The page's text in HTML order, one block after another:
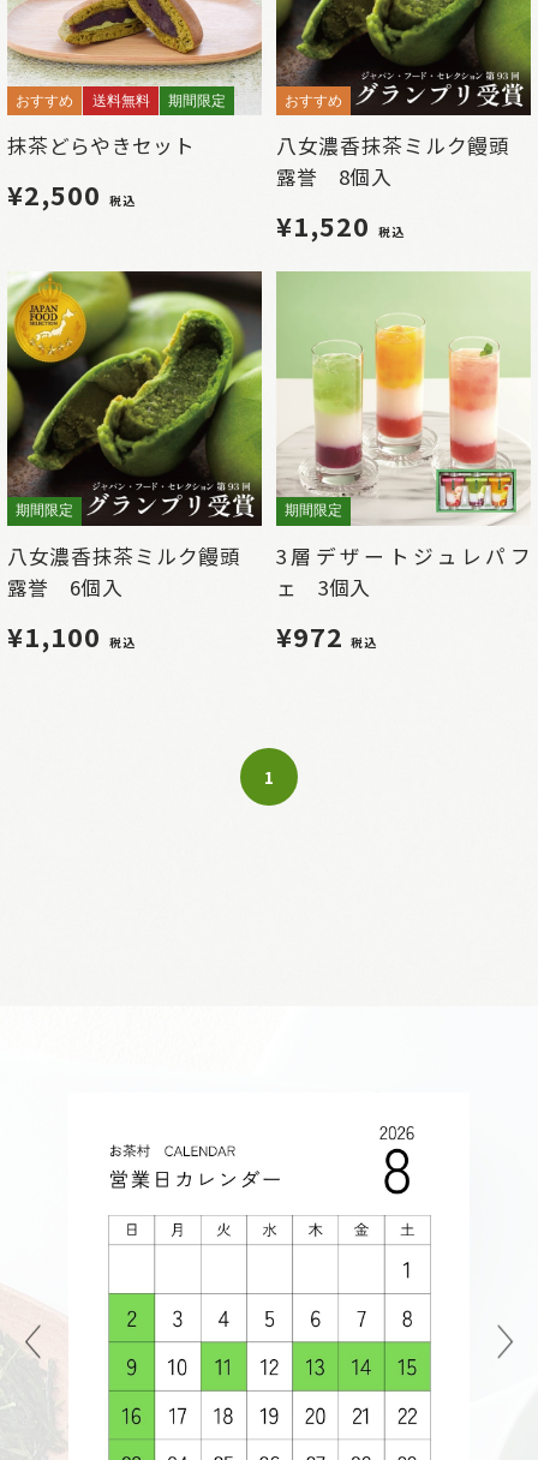
おすすめ 送料無料 期間限定
抹茶どらやきセット
¥2,500 税込
おすすめ
八女濃香抹茶ミルク饅頭
露誉 8個入
¥1,520 税込
期間限定
八女濃香抹茶ミルク饅頭
露誉 6個入
¥1,100 税込
期間限定
3層デザートジュレパフ
ェ 3個入
¥972税込
1